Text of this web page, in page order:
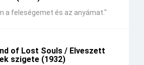
a feleségemet és az anyámat."
of Lost Souls / Elveszett
szigete (1932)